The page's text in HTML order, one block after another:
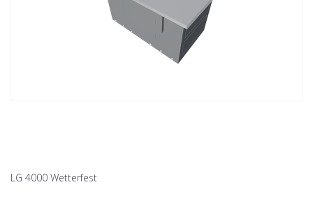
LG 4000 Wetterfest